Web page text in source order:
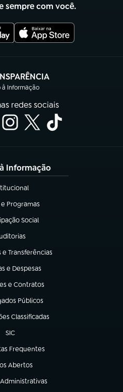
sempre com você.
à Informação
(abre em nova aba)
redes sociais
Informação
em nova aba)
Programas
nova aba)
Social
nova aba)
em nova aba)
Transferências
aba)
e Despesas
nova aba)
e Contratos
nova aba)
Públicos
nova aba)
Classificadas
aba)
SIC
(abre em nova aba)
Frequentes
nova aba)
Abertos
em nova aba)
aba)